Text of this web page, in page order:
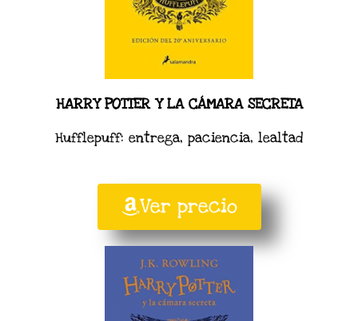
HARRY POTTER Y LA CÁMARA SECRETA
Hufflepuff: entrega, paciencia, lealtad
Ver precio